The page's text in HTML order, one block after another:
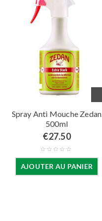
Spray Anti Mouche Zedan
500ml
€27.50
AJOUTER AU PANIER